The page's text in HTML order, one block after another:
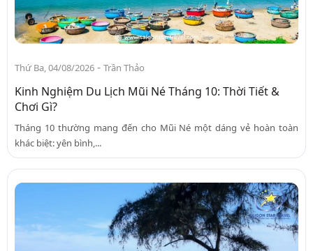
Thứ Ba, 04/08/2026 - Trần Thảo
Kinh Nghiệm Du Lịch Mũi Né Tháng 10: Thời Tiết &
Chơi Gì?
Tháng 10 thường mang đến cho Mũi Né một dáng vẻ hoàn toàn
khác biệt: yên bình,...